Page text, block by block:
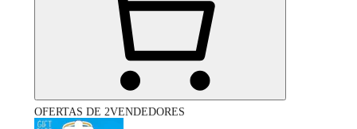
OFERTAS DE 2VENDEDORES